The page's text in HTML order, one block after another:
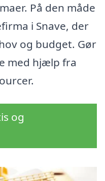
På den måde
i Snave, der
og budget. Gør
med hjælp fra
og